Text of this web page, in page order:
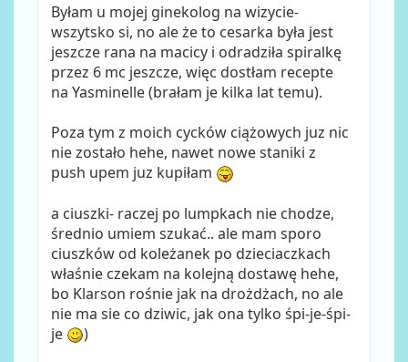
Byłam u mojej ginekolog na wizycie-
wszytsko si, no ale że to cesarka była jest
jeszcze rana na macicy i odradziła spiralkę
przez 6 mc jeszcze, więc dostłam recepte
na Yasminelle (brałam je kilka lat temu).
Poza tym z moich cycków ciążowych juz nic
nie zostało hehe, nawet nowe staniki z
push upem juz kupiłam
a ciuszki- raczej po lumpkach nie chodze,
średnio umiem szukać.. ale mam sporo
ciuszków od koleżanek po dzieciaczkach
właśnie czekam na kolejną dostawę hehe,
bo Klarson rośnie jak na drożdżach, no ale
nie ma sie co dziwic, jak ona tylko śpi-je-śpi-
je
)